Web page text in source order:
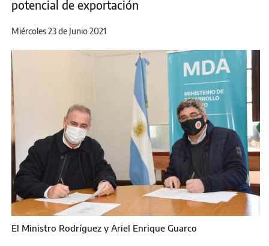
potencial de exportación
Miércoles 23 de Junio 2021
El Ministro Rodríguez y Ariel Enrique Guarco